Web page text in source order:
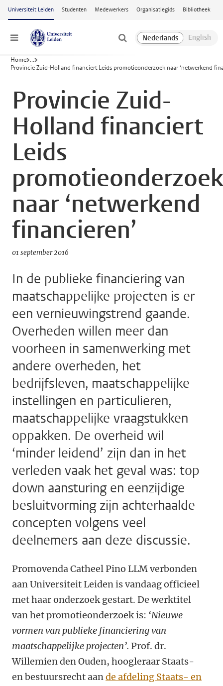
Ga naar hoofdinhoud
Universiteit Leiden Studenten Medewerkers Organisatiegids Bibliotheek
Menu
Home ...
Provincie Zuid-Holland financiert Leids promotieonderzoek naar ‘netwerkend
Provincie Zuid-
Holland financiert
Leids
promotieonderzoek
naar ‘netwerkend
financieren’
01 september 2016
In de publieke financiering van
maatschappelijke projecten is er
een vernieuwingstrend gaande.
Overheden willen meer dan
voorheen in samenwerking met
andere overheden, het
bedrijfsleven, maatschappelijke
instellingen en particulieren,
maatschappelijke vraagstukken
oppakken. De overheid wil
‘minder leidend’ zijn dan in het
verleden vaak het geval was: top
down aansturing en eenzijdige
besluitvorming zijn achterhaalde
concepten volgens veel
deelnemers aan deze discussie.
Promovenda Catheel Pino LLM verbonden
aan Universiteit Leiden is vandaag officieel
met haar onderzoek gestart. De werktitel
van het promotieonderzoek is: ‘Nieuwe
vormen van publieke financiering van
maatschappelijke projecten’. Prof. dr.
Willemien den Ouden, hoogleraar Staats-
en bestuursrecht aande afdeling Staats- en